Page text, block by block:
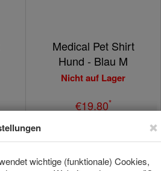
Medical Pet Shirt
Hund - Blau M
Nicht auf Lager
€19.80*